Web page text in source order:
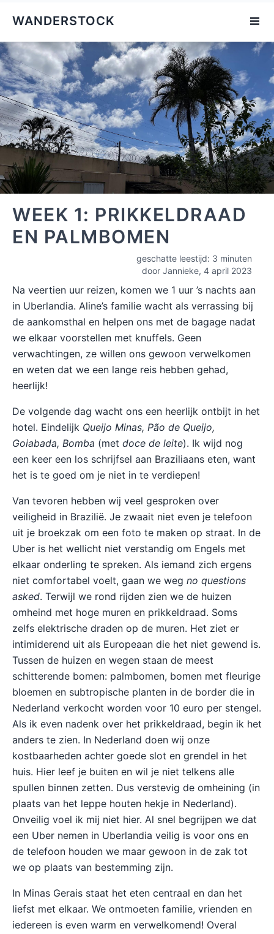
WANDERSTOCK
WEEK 1: PRIKKELDRAAD
EN PALMBOMEN
geschatte leestijd: 3 minuten
door Jannieke, 4 april 2023
Na veertien uur reizen, komen we 1 uur ’s nachts aan
in Uberlandia. Aline’s familie wacht als verrassing bij
de aankomsthal en helpen ons met de bagage nadat
we elkaar voorstellen met knuffels. Geen
verwachtingen, ze willen ons gewoon verwelkomen
en weten dat we een lange reis hebben gehad,
heerlijk!
De volgende dag wacht ons een heerlijk ontbijt in het
hotel. Eindelijk Queijo Minas, Pão de Queijo,
Goiabada, Bomba (met doce de leite). Ik wijd nog
een keer een los schrijfsel aan Braziliaans eten, want
het is te goed om je niet in te verdiepen!
Van tevoren hebben wij veel gesproken over
veiligheid in Brazilië. Je zwaait niet even je telefoon
uit je broekzak om een foto te maken op straat. In de
Uber is het wellicht niet verstandig om Engels met
elkaar onderling te spreken. Als iemand zich ergens
niet comfortabel voelt, gaan we weg no questions
asked. Terwijl we rond rijden zien we de huizen
omheind met hoge muren en prikkeldraad. Soms
zelfs elektrische draden op de muren. Het ziet er
intimiderend uit als Europeaan die het niet gewend is.
Tussen de huizen en wegen staan de meest
schitterende bomen: palmbomen, bomen met fleurige
bloemen en subtropische planten in de border die in
Nederland verkocht worden voor 10 euro per stengel.
Als ik even nadenk over het prikkeldraad, begin ik het
anders te zien. In Nederland doen wij onze
kostbaarheden achter goede slot en grendel in het
huis. Hier leef je buiten en wil je niet telkens alle
spullen binnen zetten. Dus verstevig de omheining (in
plaats van het leppe houten hekje in Nederland).
Onveilig voel ik mij niet hier. Al snel begrijpen we dat
een Uber nemen in Uberlandia veilig is voor ons en
de telefoon houden we maar gewoon in de zak tot
we op plaats van bestemming zijn.
In Minas Gerais staat het eten centraal en dan het
liefst met elkaar. We ontmoeten familie, vrienden en
iedereen is even warm en verwelkomend! Overal